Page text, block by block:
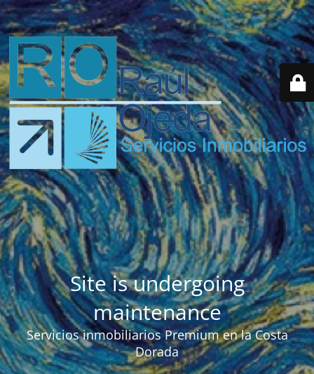
Site is undergoing
maintenance
Servicios inmobiliarios Premium en la Costa
Dorada